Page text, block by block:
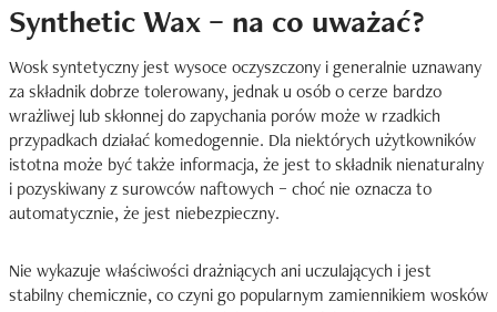
Synthetic Wax – na co uważać?
Wosk syntetyczny jest wysoce oczyszczony i generalnie uznawany
za składnik dobrze tolerowany, jednak u osób o cerze bardzo
wrażliwej lub skłonnej do zapychania porów może w rzadkich
przypadkach działać komedogennie. Dla niektórych użytkowników
istotna może być także informacja, że jest to składnik nienaturalny
i pozyskiwany z surowców naftowych – choć nie oznacza to
automatycznie, że jest niebezpieczny.
Nie wykazuje właściwości drażniących ani uczulających i jest
stabilny chemicznie, co czyni go popularnym zamiennikiem wosków